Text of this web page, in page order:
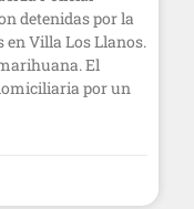
detenidas por la
Villa Los Llanos.
El
por un